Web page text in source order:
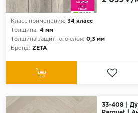
Класс применения: 34 класс
Толщина: 4 мм
Толщина защитного слоя: 0,3 мм
Бренд: ZETA
33-408 |